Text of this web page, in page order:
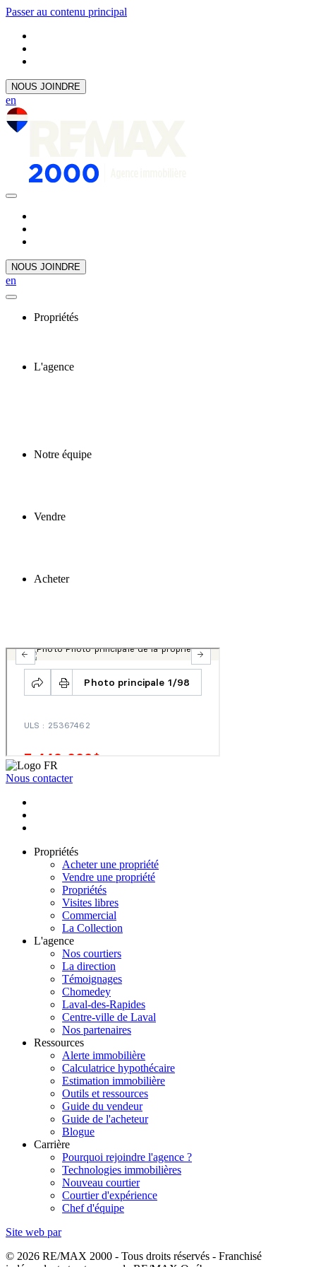
Passer au contenu principal
NOUS JOINDRE
en
NOUS JOINDRE
en
Propriétés
L'agence
Notre équipe
Vendre
Acheter
Nous contacter
Propriétés
Acheter une propriété
Vendre une propriété
Propriétés
Visites libres
Commercial
La Collection
L'agence
Nos courtiers
La direction
Témoignages
Chomedey
Laval-des-Rapides
Centre-ville de Laval
Nos partenaires
Ressources
Alerte immobilière
Calculatrice hypothécaire
Estimation immobilière
Outils et ressources
Guide du vendeur
Guide de l'acheteur
Blogue
Carrière
Pourquoi rejoindre l'agence ?
Technologies immobilières
Nouveau courtier
Courtier d'expérience
Chef d'équipe
Site web par
© 2026 RE/MAX 2000 - Tous droits réservés - Franchisé